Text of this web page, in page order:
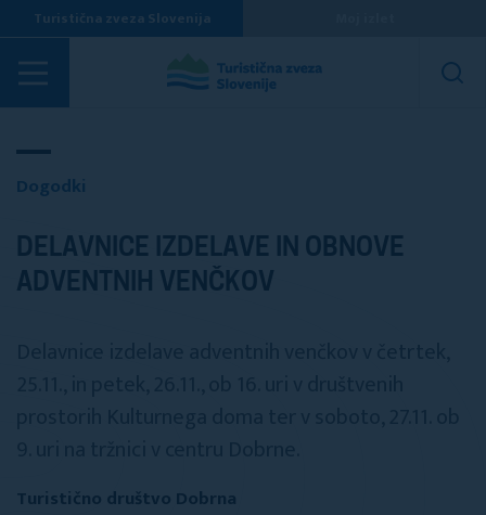
Turistična zveza Slovenija
Dogodki
Dogodki
DELAVNICE IZDELAVE IN OBNOVE
ADVENTNIH VENČKOV
Turistično društvo Dobrna